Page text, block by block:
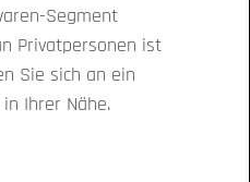
Segment
Privatpersonen ist
Sie sich an ein
Ihrer Nähe.